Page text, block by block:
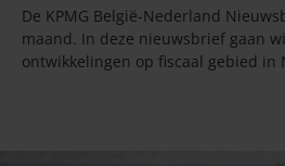
De KPMG België-Nederland
maand. In deze nieuwsbrief gaan
ontwikkelingen op fiscaal gebied in